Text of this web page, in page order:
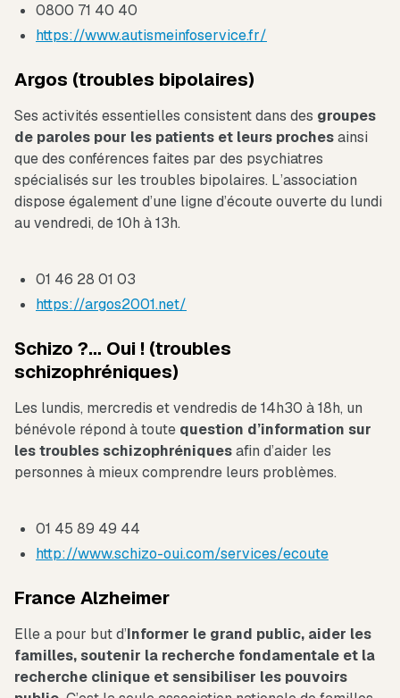
0800 71 40 40
https://www.autismeinfoservice.fr/
Argos (troubles bipolaires)
Ses activités essentielles consistent dans des groupes
de paroles pour les patients et leurs prochesainsi
que des conférences faites par des psychiatres
spécialisés sur les troubles bipolaires. L’association
dispose également d’une ligne d’écoute ouverte du lundi
au vendredi, de 10h à 13h.
01 46 28 01 03
https://argos2001.net/
Schizo ?… Oui ! (troubles
schizophréniques)
Les lundis, mercredis et vendredis de 14h30 à 18h, un
bénévole répond à toute question d’information sur
les troubles schizophréniquesafin d’aider les
personnes à mieux comprendre leurs problèmes.
01 45 89 49 44
http://www.schizo-oui.com/services/ecoute
France Alzheimer
Elle a pour but d’Informer le grand public, aider les
familles, soutenir la recherche fondamentale et la
recherche clinique et sensibiliser les pouvoirs